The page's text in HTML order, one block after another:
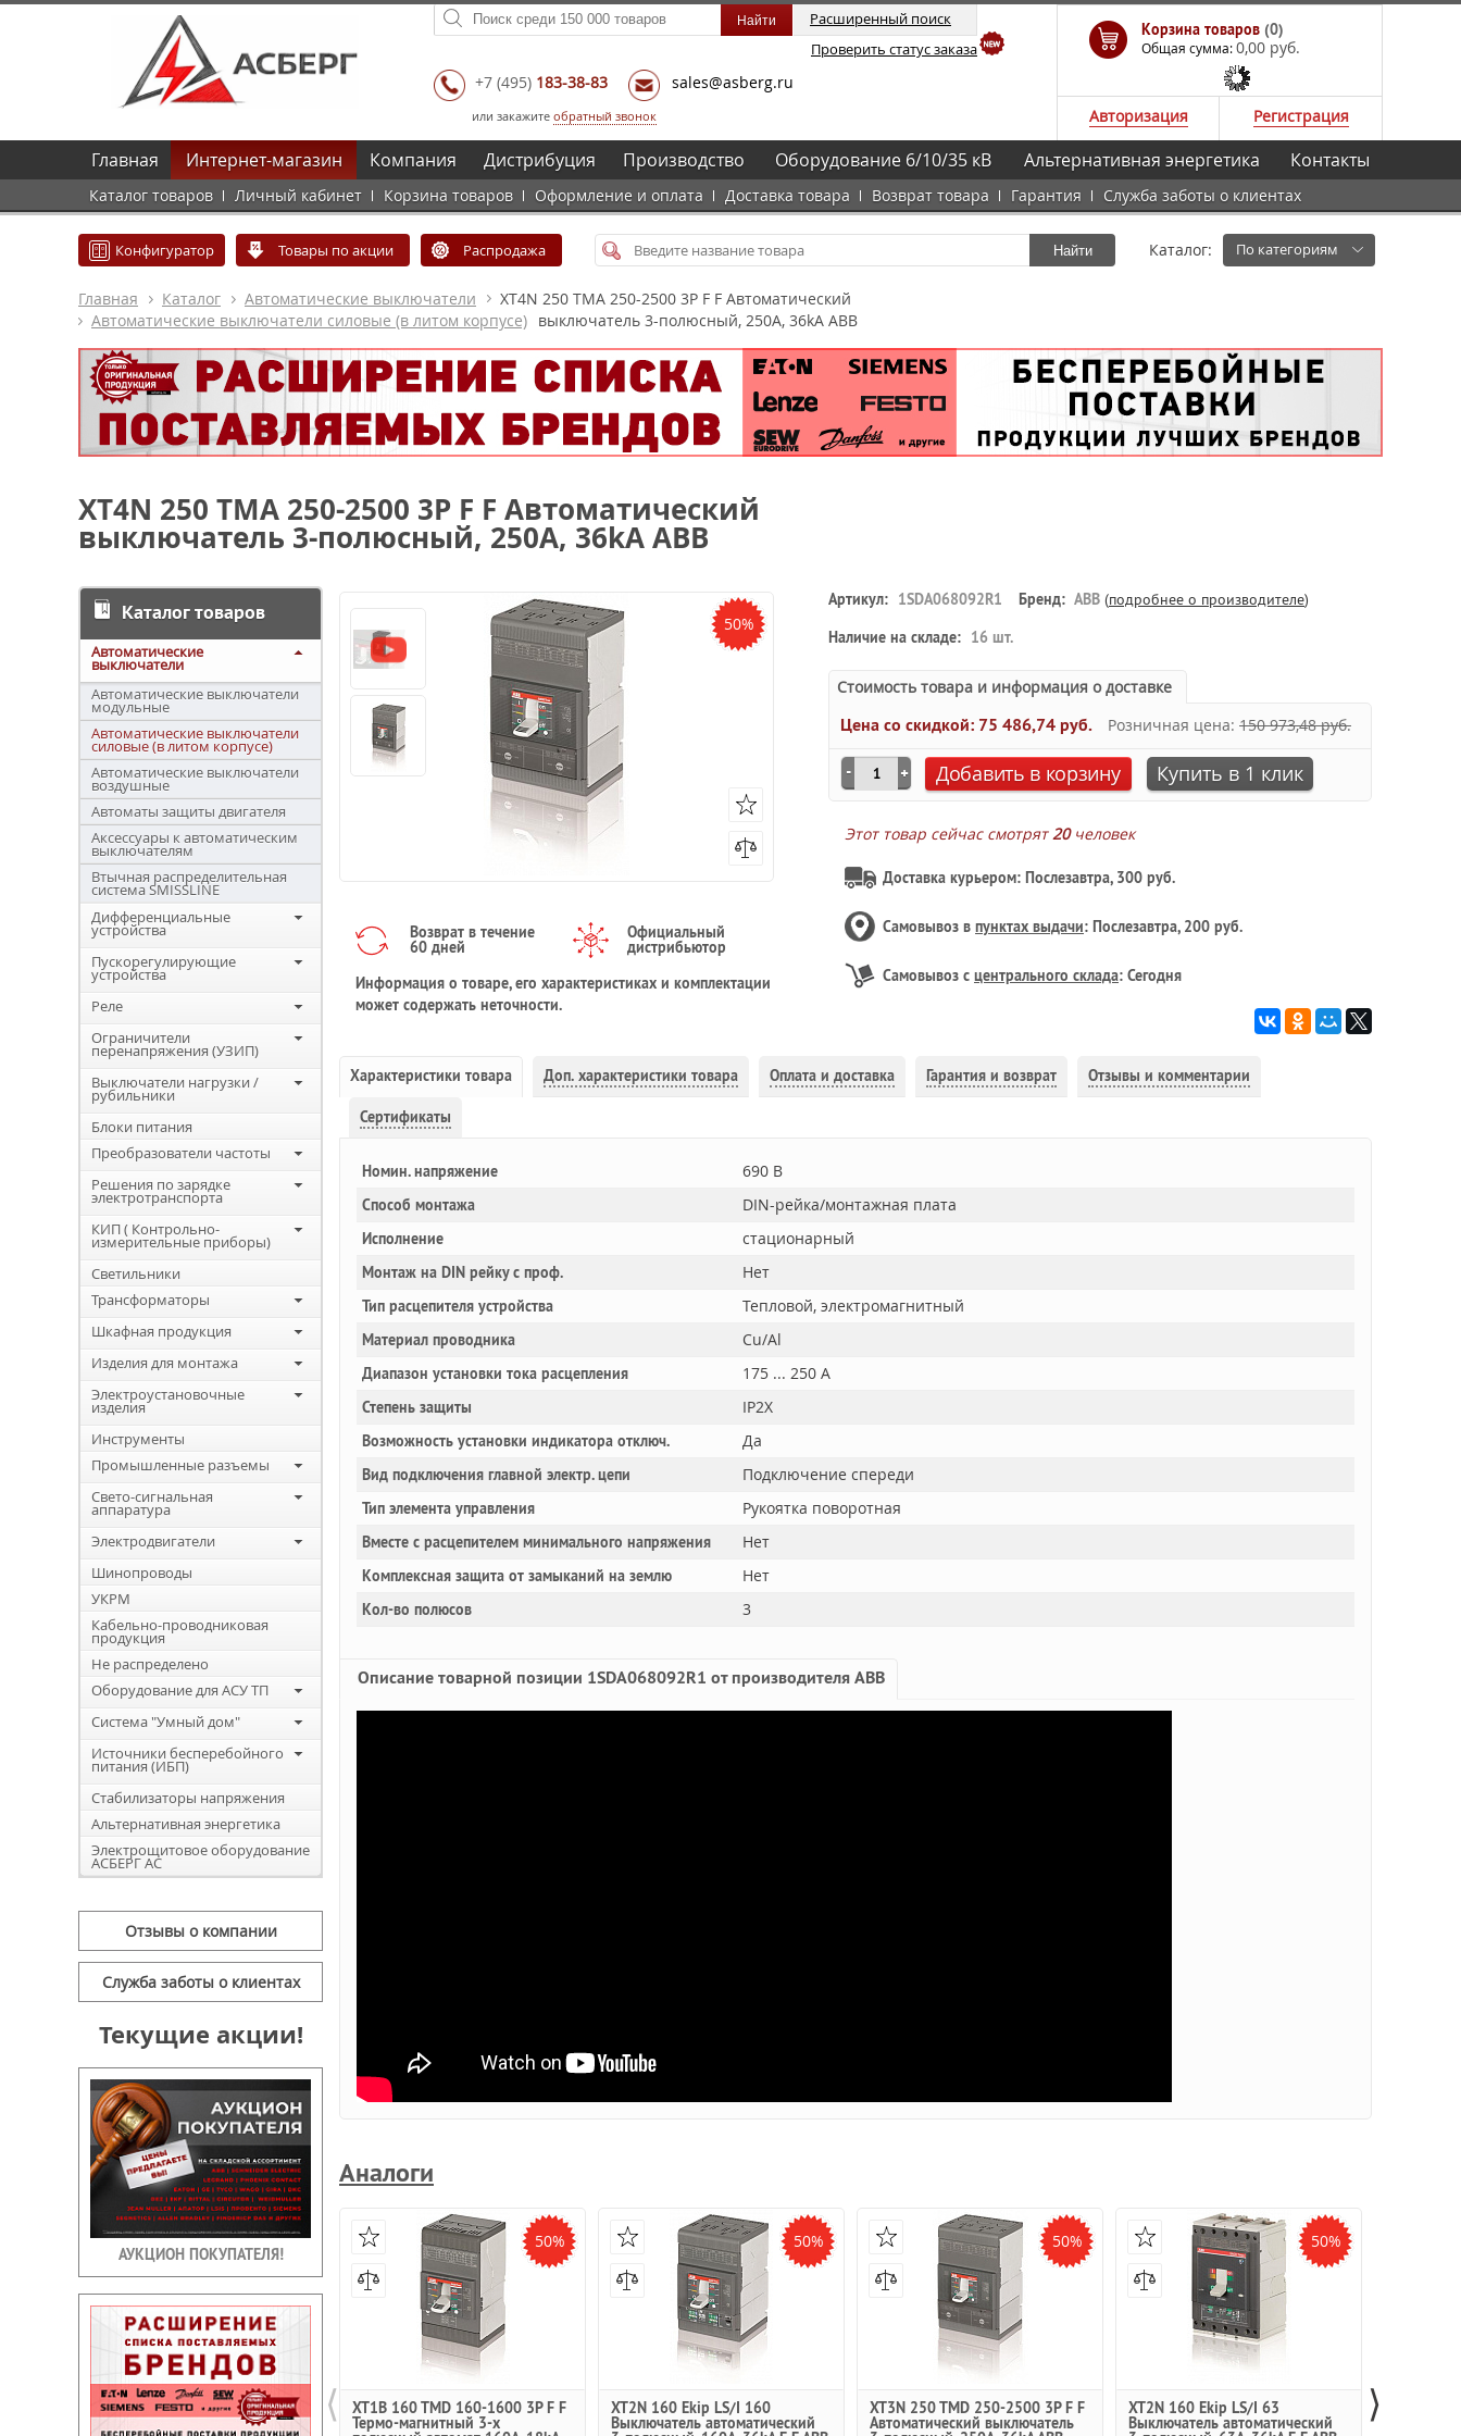
Расширенный поиск
Проверить статус заказа
+7 (495) 183-38-83 sales@asberg.ru
или закажите обратный звонок
Корзина товаров (0)
Общая сумма:0,00 руб.
Авторизация Регистрация
Главная Интернет-магазин
Каталог товаров Личный кабинет Корзина товаров Оформление и оплата Доставка товара Возврат товара Гарантия Служба заботы о клиентах
Компания Дистрибуция Производство Оборудование 6/10/35 кВ Альтернативная энергетика Контакты
Конфигуратор Товары по акции Распродажа Найти Каталог: По категориям
Главная Каталог
Автоматические выключатели
Автоматические выключатели силовые (в литом корпусе)
XT4N 250 TMA 250-2500 3P F F Автоматический
выключатель 3-полюсный, 250А, 36kA ABB
XT4N 250 TMA 250-2500 3P F F Автоматический
выключатель 3-полюсный, 250А, 36kA ABB
Каталог товаров
Автоматические
выключатели
Автоматические выключатели
модульные
Автоматические выключатели
силовые (в литом корпусе)
Автоматические выключатели
воздушные
Автоматы защиты двигателя
Аксессуары к автоматическим
выключателям
Втычная распределительная
система SMISSLINE
Дифференциальные
устройства
Пускорегулирующие
устройства
Реле
Ограничители
перенапряжения (УЗИП)
Выключатели нагрузки /
рубильники
Блоки питания
Преобразователи частоты
Решения по зарядке
электротранспорта
КИП ( Контрольно-
измерительные приборы)
Светильники
Трансформаторы
Шкафная продукция
Изделия для монтажа
Электроустановочные
изделия
Инструменты
Промышленные разъемы
Свето-сигнальная
аппаратура
Электродвигатели
Шинопроводы
УКРМ
Кабельно-проводниковая
продукция
Не распределено
Оборудование для АСУ ТП
Система "Умный дом"
Источники бесперебойного
питания (ИБП)
Стабилизаторы напряжения
Альтернативная энергетика
Электрощитовое оборудование
АСБЕРГ АС
Отзывы о компании
Служба заботы о клиентах
Текущие акции!
АУКЦИОН ПОКУПАТЕЛЯ!
50%
Возврат в течение
60 дней
Официальный
дистрибьютор
Информация о товаре, его характеристиках и комплектации
может содержать неточности.
Артикул: 1SDA068092R1 Бренд: ABB (подробнее о производителе)
Наличие на складе: 16 шт.
Стоимость товара и информация о доставке
Цена со скидкой: 75 486,74 руб. Розничная цена: 150 973,48 руб.
Добавить в корзину Купить в 1 клик
Этот товар сейчас смотрят20человек
Доставка курьером: Послезавтра, 300 руб.
Самовывоз в пунктах выдачи: Послезавтра, 200 руб.
Самовывоз с центрального склада: Сегодня
Характеристики товара Доп. характеристики товара Оплата и доставка Гарантия и возврат Отзывы и комментарии
Сертификаты
Номин. напряжение 690 В
Способ монтажа DIN-рейка/монтажная плата
Исполнение стационарный
Монтаж на DIN рейку с проф. Нет
Тип расцепителя устройства Тепловой, электромагнитный
Материал проводника Cu/Al
Диапазон установки тока расцепления 175 ... 250 А
Степень защиты IP2X
Возможность установки индикатора отключ. Да
Вид подключения главной электр. цепи Подключение спереди
Тип элемента управления Рукоятка поворотная
Вместе с расцепителем минимального напряжения Нет
Комплексная защита от замыканий на землю Нет
Кол-во полюсов 3
Описание товарной позиции 1SDA068092R1 от производителя ABB
Аналоги
50%
XT1B 160 TMD 160-1600 3P F F
Термо-магнитный 3-х
50%
XT2N 160 Ekip LS/I 160
Выключатель автоматический
50%
XT3N 250 TMD 250-2500 3P F F
Автоматический выключатель
50%
XT2N 160 Ekip LS/I 63
Выключатель автоматический
⟨ ⟩